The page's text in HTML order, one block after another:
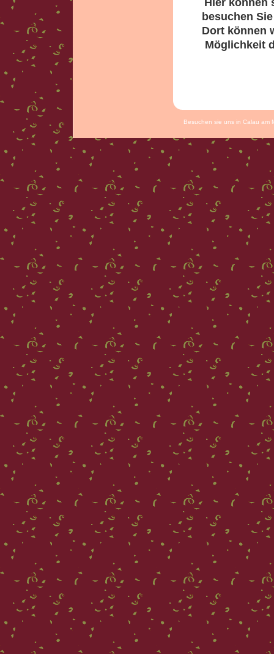
besuchen
Dort können
Möglichkeit
Besuchen sie uns in Calau am